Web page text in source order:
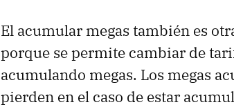
El acumular megas también es
porque se permite cambiar de
acumulando megas. Los megas
pierden en el caso de estar